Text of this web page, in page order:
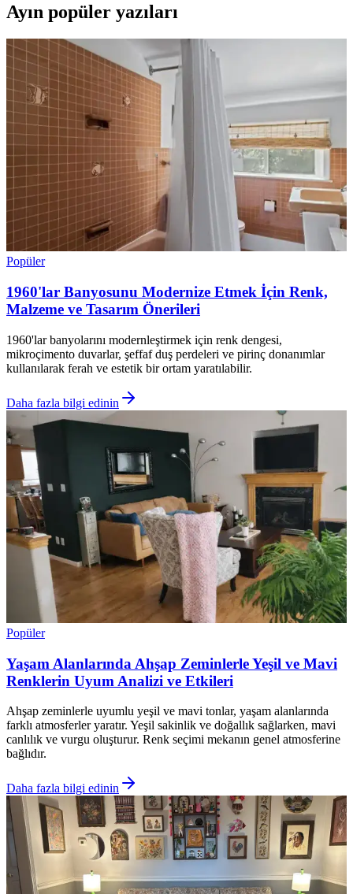
Ayın popüler yazıları
Popüler
1960'lar Banyosunu Modernize Etmek İçin Renk,
Malzeme ve Tasarım Önerileri
1960'lar banyolarını modernleştirmek için renk dengesi,
mikroçimento duvarlar, şeffaf duş perdeleri ve pirinç donanımlar
kullanılarak ferah ve estetik bir ortam yaratılabilir.
Daha fazla bilgi edinin
Popüler
Yaşam Alanlarında Ahşap Zeminlerle Yeşil ve Mavi
Renklerin Uyum Analizi ve Etkileri
Ahşap zeminlerle uyumlu yeşil ve mavi tonlar, yaşam alanlarında
farklı atmosferler yaratır. Yeşil sakinlik ve doğallık sağlarken, mavi
canlılık ve vurgu oluşturur. Renk seçimi mekanın genel atmosferine
bağlıdır.
Daha fazla bilgi edinin